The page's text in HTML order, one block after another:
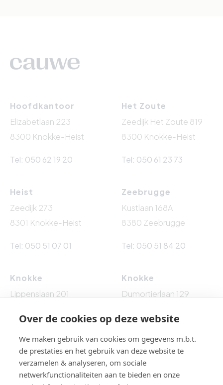
Hoofdkantoor
Elizabetlaan 223
8300 Knokke-Heist
Tel: 050 62 19 20
Het Zoute
Zeedijk Het Zoute 819
8300 Knokke-Heist
Tel: 050 61 23 73
Heist
Zeedijk 273
8301 Knokke-Heist
Tel: 050 51 07 01
Zeebrugge
Kustlaan 168A
8380 Zeebrugge
Tel: 050 51 84 20
Knokke
Lippenslaan 201
Knokke
Dumortierlaan 129
Over de cookies op deze website
We maken gebruik van cookies om gegevens m.b.t.
de prestaties en het gebruik van deze website te
verzamelen & analyseren, om sociale
netwerkfunctionaliteiten aan te bieden en onze